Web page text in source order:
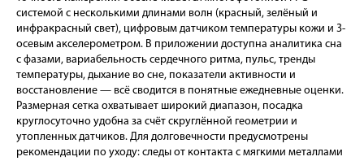
системой с несколькими длинами волн (красный, зелёный и
инфракрасный свет), цифровым датчиком температуры кожи и 3-
осевым акселерометром. В приложении доступна аналитика сна
с фазами, вариабельность сердечного ритма, пульс, тренды
температуры, дыхание во сне, показатели активности и
восстановление — всё сводится в понятные ежедневные оценки.
Размерная сетка охватывает широкий диапазон, посадка
круглосуточно удобна за счёт скруглённой геометрии и
утопленных датчиков. Для долговечности предусмотрены
рекомендации по уходу: следы от контакта с мягкими металлами